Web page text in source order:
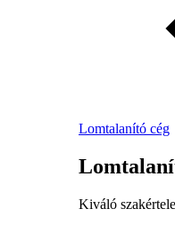
Lomtalanító cég
Kiváló